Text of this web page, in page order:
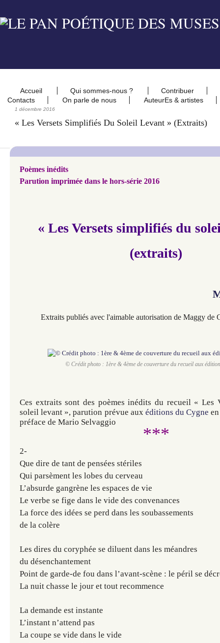
Accueil Qui sommes-nous ?
Contribuer
Contacts
On parle de nous AuteurEs & artistes
1 décembre 2016
« Les Versets Simplifiés Du Soleil Levant » (extraits)
Poèmes inédits
Parution imprimée dans le hors-série 2016
« Les Versets simplifiés du
(extraits)
Extraits publiés avec l'aimable autorisation de Maggy de
© Crédit photo : 1ère & 4ème de couverture du recueil aux
Ces extraits sont des poèmes inédits du recueil « Les
soleil levant », parution prévue aux éditions du Cygne
préface de Mario Selvaggio
***
2-
Que dire de tant de pensées stériles
Qui parsèment les lobes du cerveau
L’absurde gangrène les espaces de vie
Le verbe se fige dans le vide des convenances
La force des idées se perd dans les soubassements
de la colère
Les dires du coryphée se diluent dans les méandres
du désenchantement
Point de garde-de fou dans l’avant-scène : le péril se
La nuit chasse le jour et tout recommence
La demande est instante
L’instant n’attend pas
La coupe se vide dans le vide